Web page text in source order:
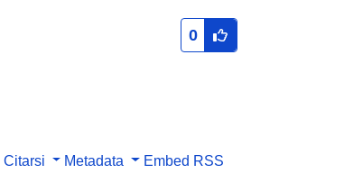
0
Citarsi Metadata Embed RSS